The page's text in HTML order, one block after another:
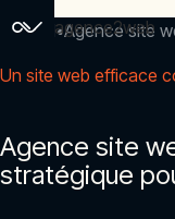
agence2web
Accueil Agence site
Un site web efficace
Agence site
stratégique